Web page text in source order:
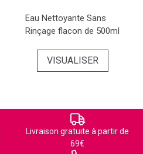
Eau Nettoyante Sans
Rinçage flacon de 500ml
VISUALISER
Livraison gratuite à partir de
69€